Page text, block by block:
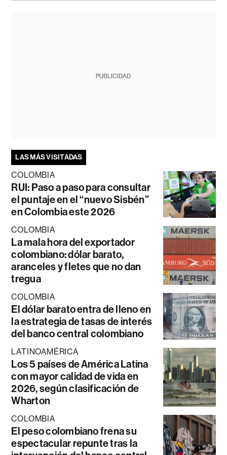
PUBLICIDAD
LAS MÁS VISITADAS
COLOMBIA
RUI: Paso a paso para consultar
el puntaje en el “nuevo Sisbén”
en Colombia este 2026
COLOMBIA
La mala hora del exportador
colombiano: dólar barato,
aranceles y fletes que no dan
tregua
COLOMBIA
El dólar barato entra de lleno en
la estrategia de tasas de interés
del banco central colombiano
LATINOAMÉRICA
Los 5 países de América Latina
con mayor calidad de vida en
2026, según clasificación de
Wharton
COLOMBIA
El peso colombiano frena su
espectacular repunte tras la